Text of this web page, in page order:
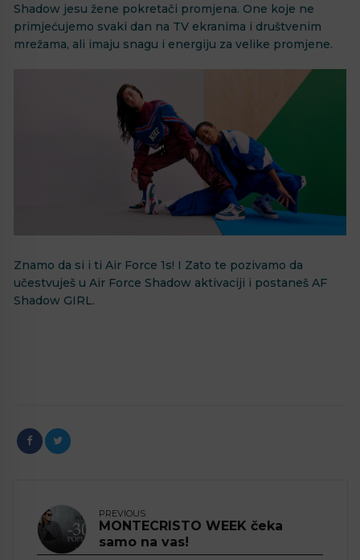
Shadow jesu žene pokretači promjena. One koje ne
primjećujemo svaki dan na TV ekranima i društvenim
mrežama, ali imaju snagu i energiju za velike promjene.
Znamo da si i ti Air Force 1s! I Zato te pozivamo da
učestvuješ u Air Force Shadow aktivaciji i postaneš AF
Shadow GIRL.
PREVIOUS
MONTECRISTO WEEK čeka
samo na vas!